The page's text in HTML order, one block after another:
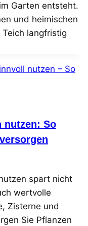
Garten entsteht.
und heimischen
langfristig
nutzen: So
spart nicht
wertvolle
Zisterne und
Sie Pflanzen